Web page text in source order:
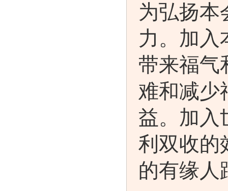
为弘扬本
力。加入
带来福气
难和减少
益。加入
利双收的
的有缘人